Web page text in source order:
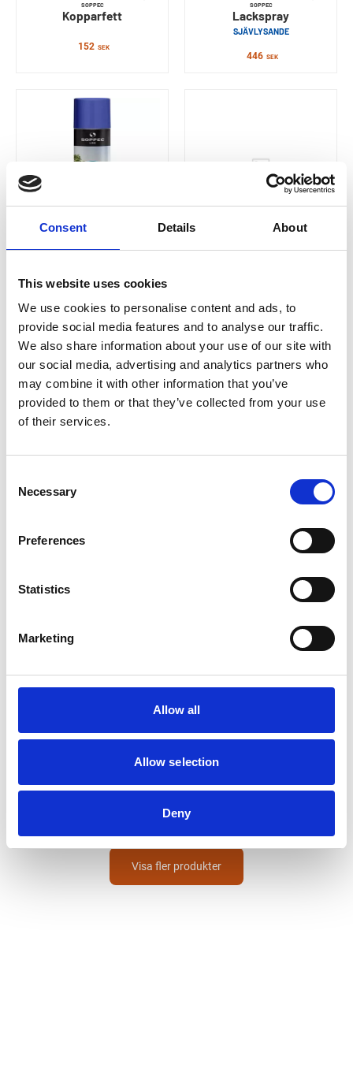
Consent Details About
This website uses cookies
We use cookies to personalise content and ads, to
provide social media features and to analyse our traffic.
We also share information about your use of our site with
our social media, advertising and analytics partners who
may combine it with other information that you’ve
provided to them or that they’ve collected from your use
of their services.
Selection
Necessary
Preferences
Statistics
Marketing
Allow all
Allow selection
Deny
SOPPEC
Kopparfett
152 SEK
SOPPEC
Lackspray
SJÄVLYSANDE
446 SEK
SOPPEC
TRACING
113SEK
SOPPEC
Visa fler produkter